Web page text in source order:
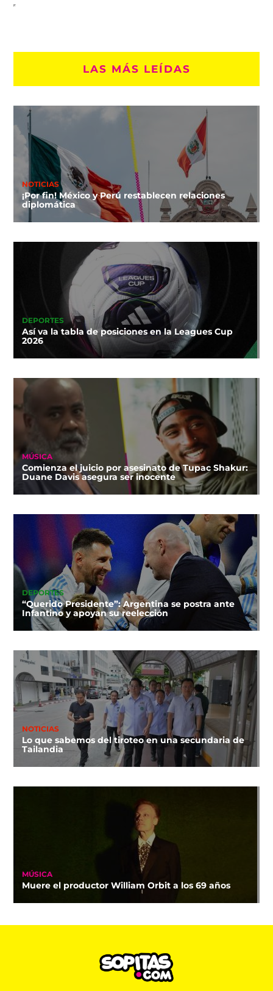
LAS MÁS LEÍDAS
NOTICIAS
¡Por fin! México y Perú restablecen relaciones
diplomática
DEPORTES
Así va la tabla de posiciones en la Leagues Cup
2026
MÚSICA
Comienza el juicio por asesinato de Tupac Shakur:
Duane Davis asegura ser inocente
DEPORTES
“Querido Presidente”: Argentina se postra ante
Infantino y apoyan su reelección
NOTICIAS
Lo que sabemos del tiroteo en una secundaria de
Tailandia
MÚSICA
Muere el productor William Orbit a los 69 años